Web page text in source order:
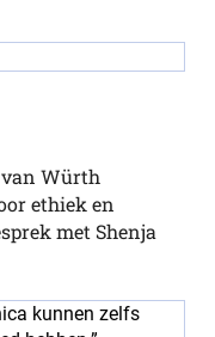
van Würth
ethiek en
met Shenja